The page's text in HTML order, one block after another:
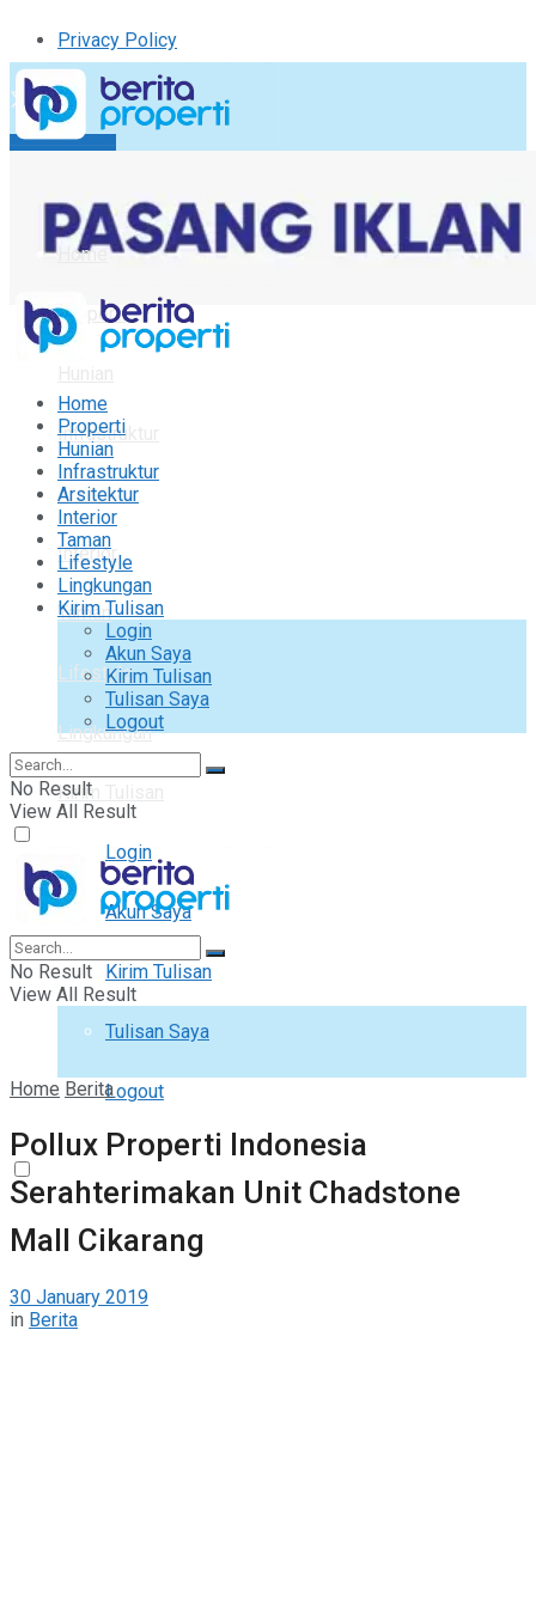
Privacy Policy
Kirim Tulisan
Logout
Home
Properti
Infrastruktur
Arsitektur
Interior
Taman
Lifestyle
Lingkungan
Kirim Tulisan
Login
Akun Saya
Kirim Tulisan
Tulisan Saya
Logout
Home
Properti
Hunian
Infrastruktur
Arsitektur
Interior
Taman
Lifestyle
Lingkungan
Kirim Tulisan
Login
Akun Saya
Kirim Tulisan
Tulisan Saya
Logout
No Result
View All Result
No Result
View All Result
Home Berita
Pollux Properti Indonesia
Serahterimakan Unit Chadstone
Mall Cikarang
30 January 2019
in Berita